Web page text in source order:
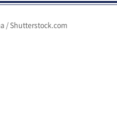
/ Shutterstock.com